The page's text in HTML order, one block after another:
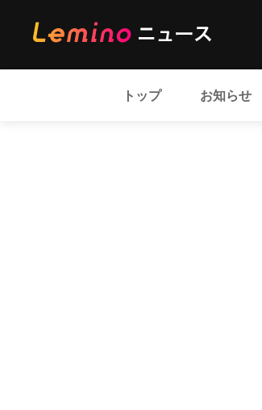
トップ お知らせ